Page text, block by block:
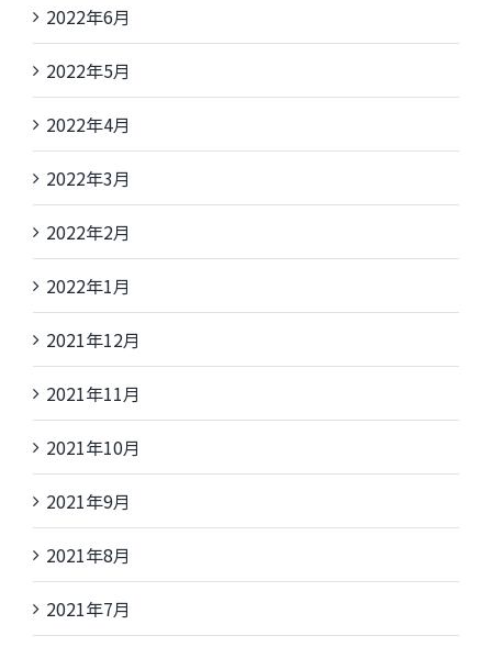
2022年6月
2022年5月
2022年4月
2022年3月
2022年2月
2022年1月
2021年12月
2021年11月
2021年10月
2021年9月
2021年8月
2021年7月